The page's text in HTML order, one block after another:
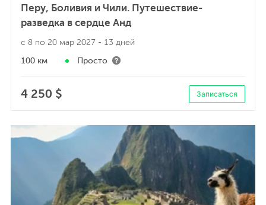
Перу, Боливия и Чили. Путешествие-
разведка в сердце Анд
с 8 по 20 мар 2027 - 13 дней
100 км Просто
4 250 $ Записаться